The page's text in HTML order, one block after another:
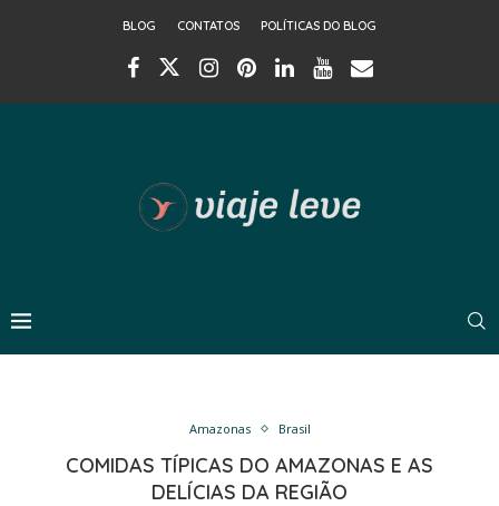
BLOG CONTATOS POLÍTICAS DO BLOG
Amazonas Brasil
COMIDAS TÍPICAS DO AMAZONAS E AS
DELÍCIAS DA REGIÃO